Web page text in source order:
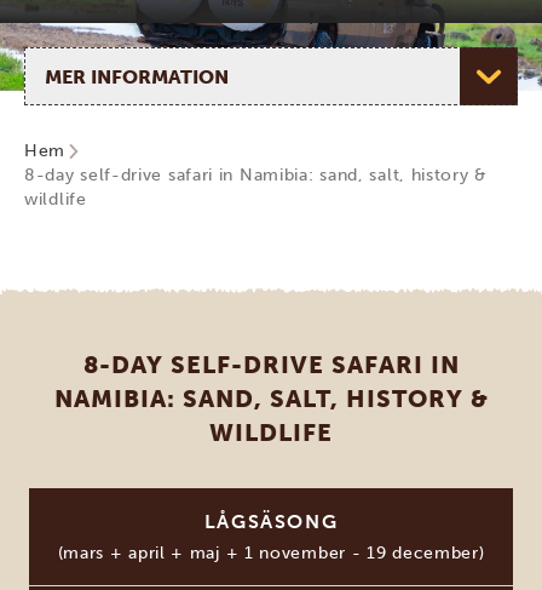
Välj sida
Hem
8-day self-drive safari in Namibia: sand, salt, history &
wildlife
8-DAY SELF-DRIVE SAFARI IN
NAMIBIA: SAND, SALT, HISTORY &
WILDLIFE
LÅGSÄSONG
(mars + april + maj + 1 november - 19 december)